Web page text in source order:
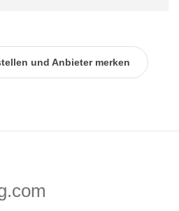
und Anbieter merken